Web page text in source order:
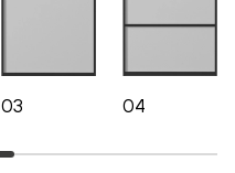
03 04